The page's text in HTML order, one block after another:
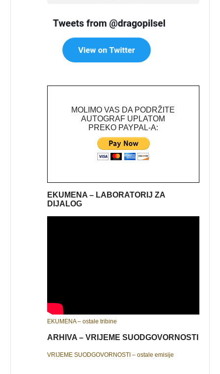
MOLIMO VAS DA PODRŽITE
AUTOGRAF UPLATOM
PREKO PAYPAL-A:
EKUMENA – LABORATORIJ ZA
DIJALOG
EKUMENA – ostale tribine
ARHIVA – VRIJEME SUODGOVORNOSTI
VRIJEME SUODGOVORNOSTI – ostale emisije